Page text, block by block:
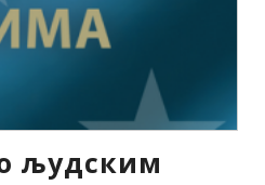
људским